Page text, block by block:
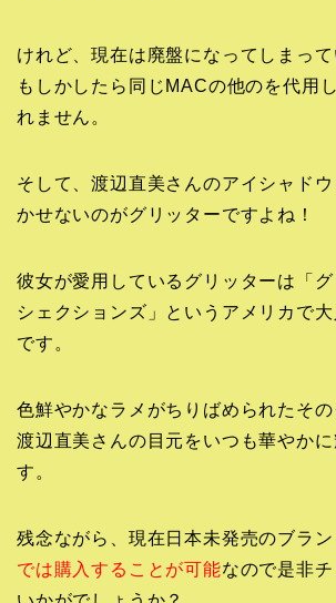
けれど、現在は廃盤になってしまっ
もしかしたら同じMACの他のを代用
れません。
そして、渡辺直美さんのアイシャド
かせないのがグリッターですよね！
彼女が愛用しているグリッターは「
シェクションズ」というアメリカで
です。
色鮮やかなラメがちりばめられたその
渡辺直美さんの目元をいつも華やかに
す。
残念ながら、現在日本未発売のブラ
では購入することが可能なので是非